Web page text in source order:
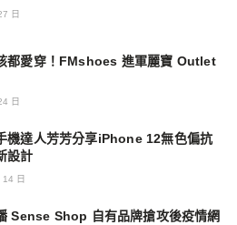
日
都愛穿！FMshoes 進軍麗寶 Outlet
日
機達人芳芳分享iPhone 12無色偏抗
設計
日
Sense Shop 自有品牌搶攻後疫情網